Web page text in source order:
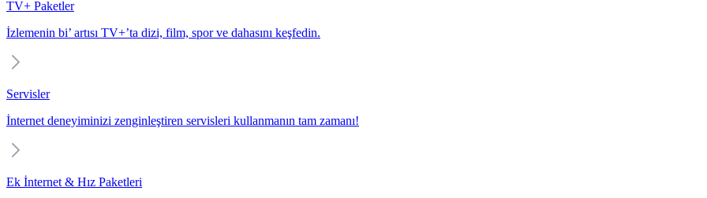
TV+ Paketler
İzlemenin bi’ artısı TV+’ta dizi, film, spor ve dahasını keşfedin.
Servisler
İnternet deneyiminizi zenginleştiren servisleri kullanmanın tam zamanı!
Ek İnternet & Hız Paketleri